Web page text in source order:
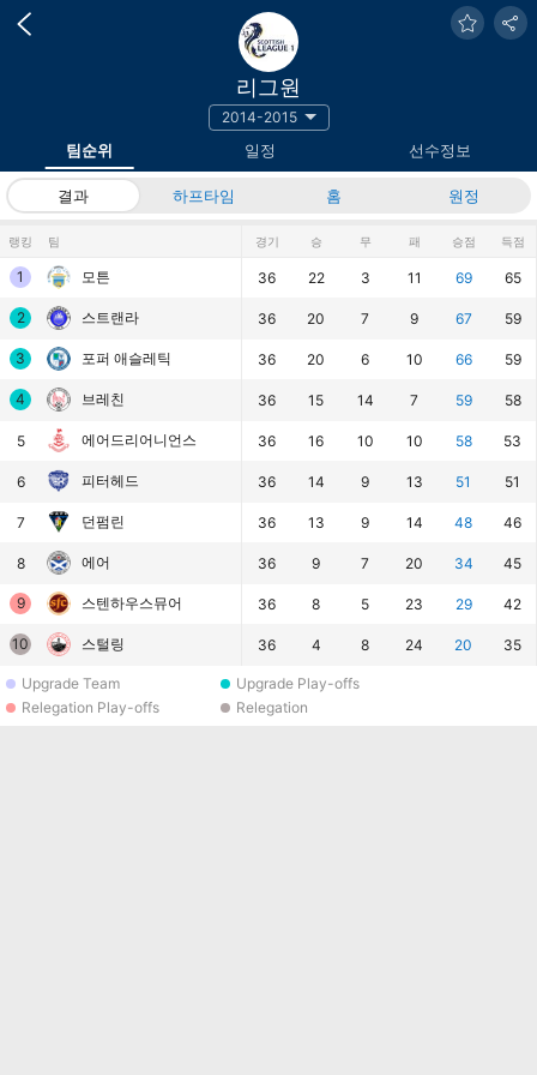
리그원
2014-2015
팀순위 일정 선수정보
결과 하프타임 홈 원정
랭킹 팀
1 모튼
2 스트랜라
3 포퍼 애슬레틱
4 브레친
5 에어드리어니언스
6 피터헤드
7 던펌린
8 에어
9 스텐하우스뮤어
10 스털링
경기 승 무 패 승점 득점
36 22 3 11 69 65
36 20 7 9 67 59
36 20 6 10 66 59
36 15 14 7 59 58
36 16 10 10 58 53
36 14 9 13 51 51
36 13 9 14 48 46
36 9 7 20 34 45
36 8 5 23 29 42
36 4 8 24 20 35
Upgrade Team
Upgrade Play-offs
Relegation Play-offs
Relegation